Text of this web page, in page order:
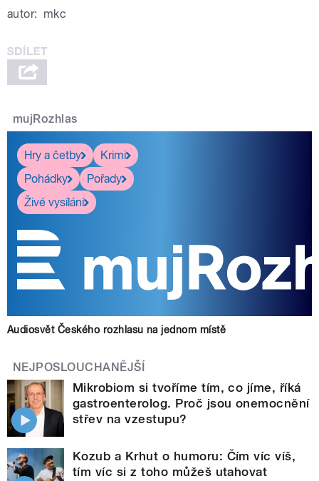
autor: mkc
mujRozhlas
Hry a četby
Krimi
Pohádky
Pořady
Živé vysílání
Audiosvět Českého rozhlasu na jednom místě
NEJPOSLOUCHANĚJŠÍ
Mikrobiom si tvoříme tím, co jíme, říká
gastroenterolog. Proč jsou onemocnění
střev na vzestupu?
Kozub a Krhut o humoru: Čím víc víš,
tím víc si z toho můžeš utahovat